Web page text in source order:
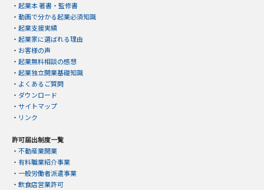
・ 起業本 著書・監修書
・ 動画で分かる起業必須知識
・ 起業支援実績
・ 起業家に選ばれる理由
・ お客様の声
・ 起業無料相談の感想
・ 起業独立開業基礎知識
・ よくあるご質問
・ ダウンロード
・ サイトマップ
・ リンク
許可届出制度一覧
・ 不動産業開業
・ 有料職業紹介事業
・ 一般労働者派遣事業
・ 飲食店営業許可